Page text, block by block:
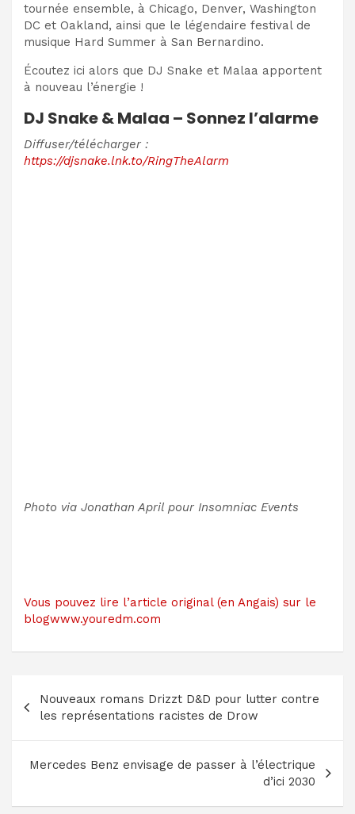
tournée ensemble, à Chicago, Denver, Washington
DC et Oakland, ainsi que le légendaire festival de
musique Hard Summer à San Bernardino.
Écoutez ici alors que DJ Snake et Malaa apportent
à nouveau l’énergie !
DJ Snake & Malaa – Sonnez l’alarme
Diffuser/télécharger :
https://djsnake.lnk.to/RingTheAlarm
Photo via Jonathan April pour Insomniac Events
Vous pouvez lire l’article original (en Angais) sur le
blogwww.youredm.com
de
l’article
Nouveaux romans Drizzt D&D pour lutter contre
les représentations racistes de Drow
Mercedes Benz envisage de passer à l’électrique
d’ici 2030